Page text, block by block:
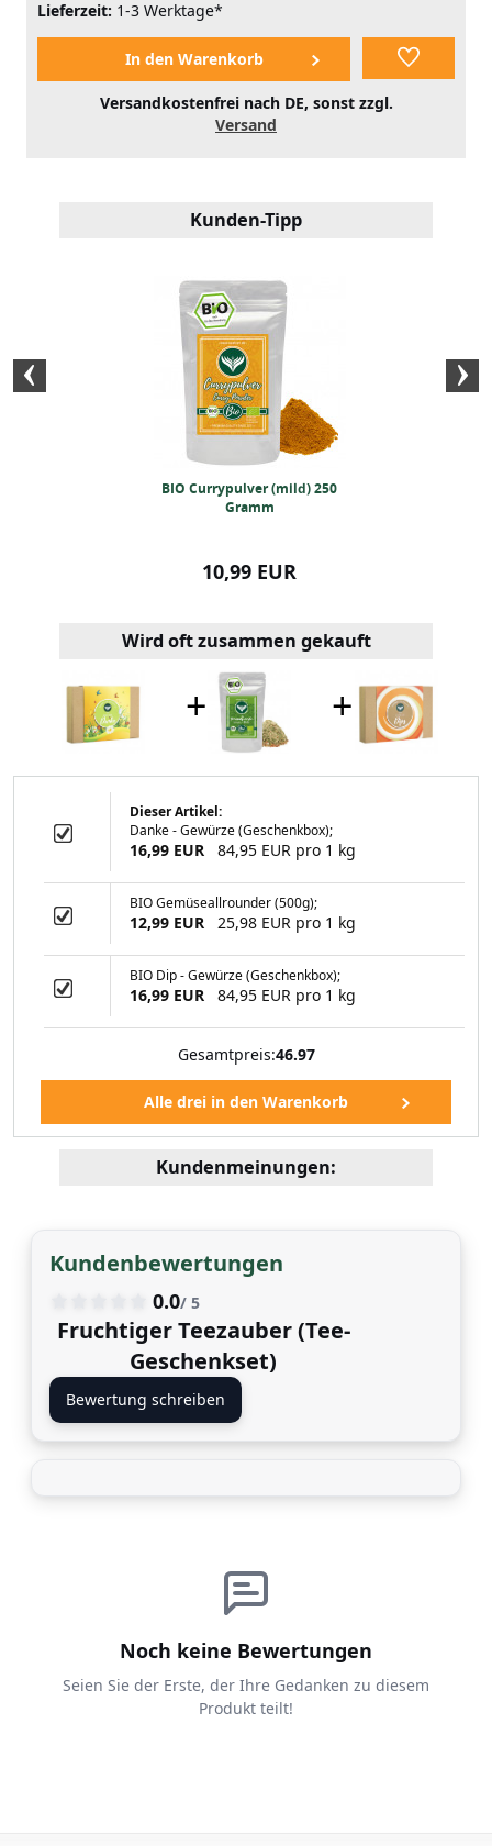
Lieferzeit: 1-3 Werktage*
Versandkostenfrei nach DE, sonst zzgl.
Versand
Kunden-Tipp
BIO Currypulver (mild) 250
Gramm
10,99 EUR
(mild) 250
EUR
Wird oft zusammen gekauft
+ +
Dieser Artikel:
Danke - Gewürze (Geschenkbox);
16,99 EUR 84,95 EUR pro 1 kg
BIO Gemüseallrounder (500g);
12,99 EUR 25,98 EUR pro 1 kg
BIO Dip - Gewürze (Geschenkbox);
16,99 EUR 84,95 EUR pro 1 kg
Gesamtpreis:46.97
Kundenmeinungen:
Kundenbewertungen
0.0/ 5
Fruchtiger Teezauber (Tee-
Geschenkset)
Bewertung schreiben
Noch keine Bewertungen
Seien Sie der Erste, der Ihre Gedanken zu diesem
Produkt teilt!